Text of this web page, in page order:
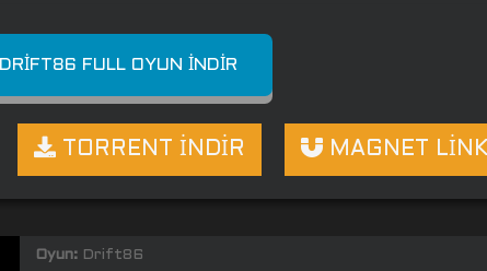
DRIFT86 FULL OYUN İNDIR
MAGNET
TORRENT İNDİR
Oyun:Drift86